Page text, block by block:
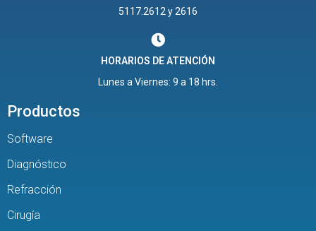
5117.2612 y 2616
HORARIOS DE ATENCIÓN
Lunes a Viernes: 9 a 18 hrs.
Productos
Software
Diagnóstico
Refracción
Cirugía